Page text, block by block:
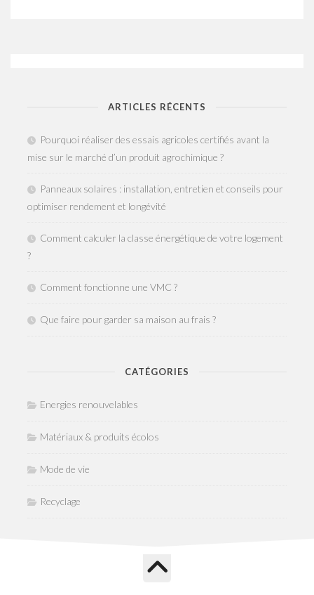
ARTICLES RÉCENTS
Pourquoi réaliser des essais agricoles certifiés avant la
mise sur le marché d’un produit agrochimique ?
Panneaux solaires : installation, entretien et conseils pour
optimiser rendement et longévité
Comment calculer la classe énergétique de votre logement
?
Comment fonctionne une VMC ?
Que faire pour garder sa maison au frais ?
CATÉGORIES
Energies renouvelables
Matériaux & produits écolos
Mode de vie
Recyclage